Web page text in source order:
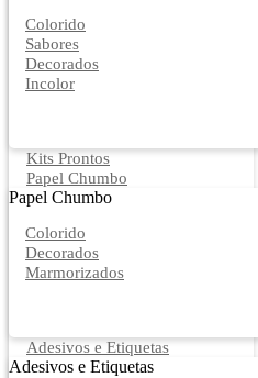
Colorido
Sabores
Decorados
Incolor
Kits Prontos
Papel Chumbo
Papel Chumbo
Colorido
Decorados
Marmorizados
Adesivos e Etiquetas
Adesivos e Etiquetas